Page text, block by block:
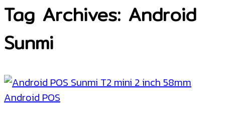
Tag Archives: Android
Sunmi